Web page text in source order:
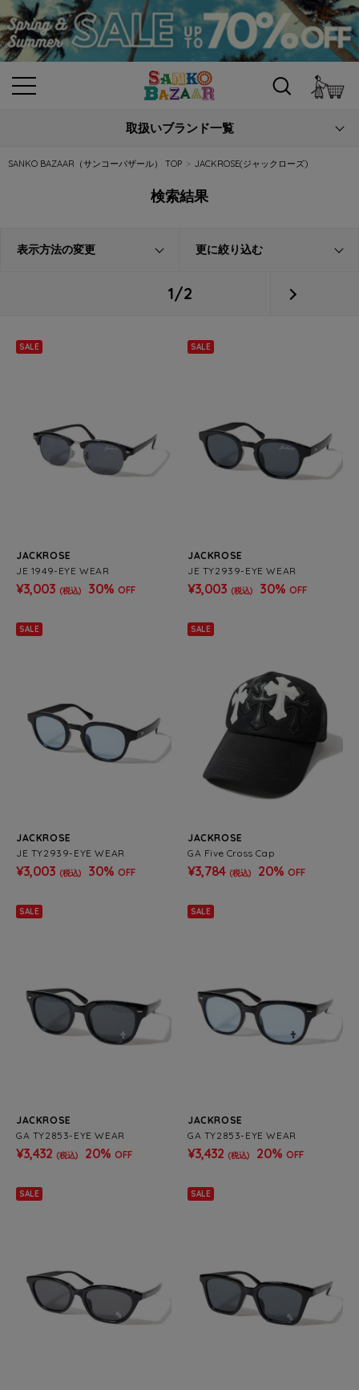
取扱いブランド一覧
SANKO BAZAAR（サンコーバザール） TOP JACKROSE(ジャックローズ)
検索結果
表示方法の変更 更に絞り込む
1/2
SALE
JACKROSE
JE 1949-EYE WEAR
¥3,003 (税込) 30% OFF
SALE
JACKROSE
JE TY2939-EYE WEAR
¥3,003 (税込) 30% OFF
SALE
JACKROSE
JE TY2939-EYE WEAR
¥3,003 (税込) 30% OFF
SALE
JACKROSE
GA Five Cross Cap
¥3,784 (税込) 20% OFF
SALE
JACKROSE
GA TY2853-EYE WEAR
¥3,432 (税込) 20% OFF
SALE
JACKROSE
GA TY2853-EYE WEAR
¥3,432 (税込) 20% OFF
SALE SALE